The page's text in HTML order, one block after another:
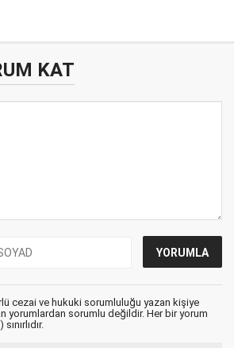
KAT
cezai ve hukuki sorumluluğu yazan kişiye
yorumlardan sorumlu değildir. Her bir yorum